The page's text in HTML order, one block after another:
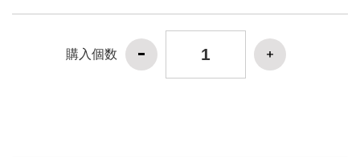
購入個数